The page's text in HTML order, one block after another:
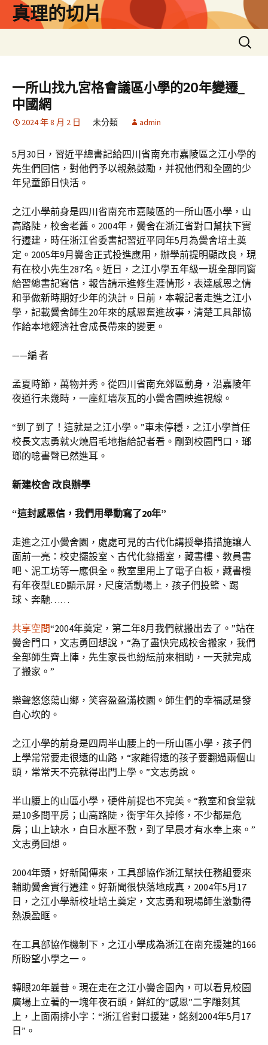
真理的切片
搜
尋
鍵
字:
一所山找九宮格會議區小學的20年變遷_
中國網
2024 年 8 月 2 日 未分類 admin
5月30日，習近平總書記給四川省南充市嘉陵區之江小學的
先生們回信，對他們予以親熱鼓勵，并祝他們和全國的少
年兒童節日快活。
之江小學前身是四川省南充市嘉陵區的一所山區小學，山
高路陡，校舍老舊。2004年，黌舍在浙江省對口幫扶下實
行遷建，時任浙江省委書記習近平同年5月為黌舍培土奠
定。2005年9月黌舍正式投進應用，辦學前提明顯改良，現
有在校小先生287名。近日，之江小學五年級一班全部同窗
給習總書記寫信，報告請示進修生涯情形，表達感恩之情
和爭做新時期好少年的決計。日前，本報記者走進之江小
學，記載黌舍師生20年來的感恩奮進故事，清楚工具部協
作給本地經濟社會成長帶來的變更。
——編 者
孟夏時節，萬物并秀。從四川省南充郊區動身，沿嘉陵年
夜道行未幾時，一座紅墻灰瓦的小黌舍園映進視線。
“到了到了！這就是之江小學。”車未停穩，之江小學首任
校長文志勇就火燒眉毛地指給記者看。剛到校園門口，瑯
瑯的唸書聲已然進耳。
新建校舍 改良辦學
“這封感恩信，我們用舉動寫了20年”
走進之江小黌舍園，處處可見的古代化講授舉措措施讓人
面前一亮：校史擺設室、古代化錄播室，藏書樓、教員書
吧、泥工坊等一應俱全。教室里用上了電子白板，藏書樓
有年夜型LED顯示屏，尺度活動場上，孩子們投籃、踢
球、奔馳……
共享空間“2004年奠定，第二年8月我們就搬出去了。”站在
黌舍門口，文志勇回想說，“為了盡快完成校舍搬家，我們
全部師生齊上陣，先生家長也紛紜前來相助，一天就完成
了搬家。”
樂聲悠悠蕩山鄉，笑容盈盈滿校園。師生們的幸福感是發
自心坎的。
之江小學的前身是四周半山腰上的一所山區小學，孩子們
上學常常要走很遠的山路，“家離得遠的孩子要翻過兩個山
頭，常常天不亮就得出門上學。”文志勇說。
半山腰上的山區小學，硬件前提也不完美。“教室和食堂就
是10多間平房；山高路陡，衡宇年久掉修，不少都是危
房；山上缺水，白日水壓不敷，到了早晨才有水奉上來。”
文志勇回想。
2004年頭，好新聞傳來，工具部協作浙江幫扶任務組要來
輔助黌舍實行遷建。好新聞很快落地成真，2004年5月17
日，之江小學新校址培土奠定，文志勇和現場師生激動得
熱淚盈眶。
在工具部協作機制下，之江小學成為浙江在南充援建的166
所盼望小學之一。
轉眼20年曩昔。現在走在之江小黌舍園內，可以看見校園
廣場上立著的一塊年夜石頭，鮮紅的“感恩”二字雕刻其
上，上面兩排小字：“浙江省對口援建，銘刻2004年5月17
日”。